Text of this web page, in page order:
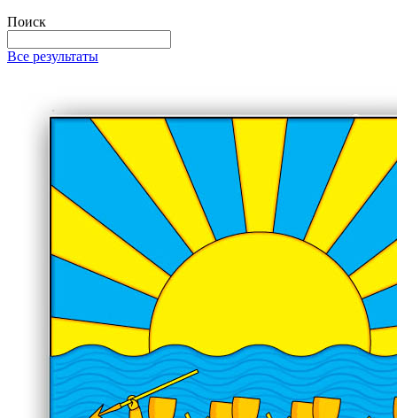
Поиск
Все результаты